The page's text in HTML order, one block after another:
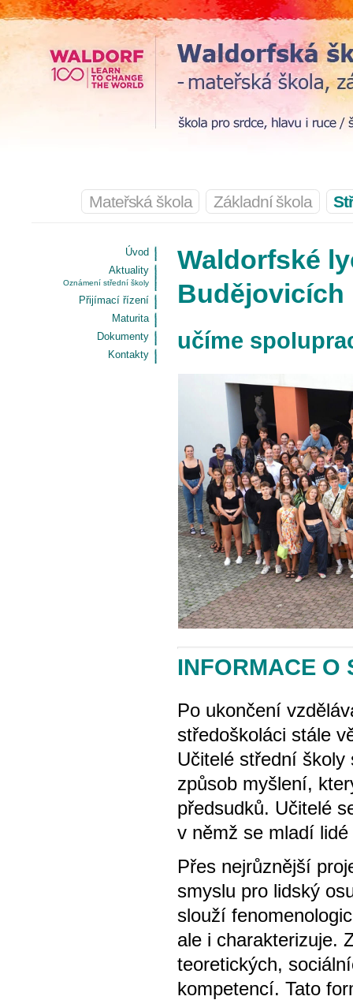
Mateřská škola Základní škola
Úvod
Aktuality
Oznámení střední školy
Přijímací řízení
Maturita
Dokumenty
Kontakty
Waldorfské
Budějovicích
učíme
INFORMACE O
Po ukončení
středoškoláci stále
Učitelé střední školy
způsob myšlení,
předsudků. Učitelé
v němž se mladí
Přes nejrůznější
smyslu pro lidský
slouží
ale i charakterizuje.
teoretických,
kompetencí. Tato